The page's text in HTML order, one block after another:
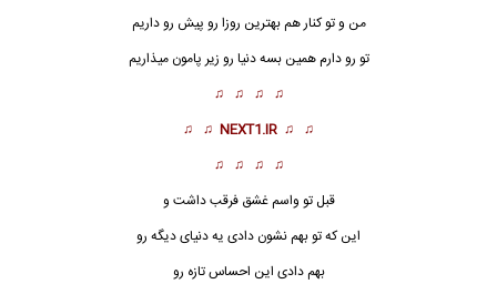
من و تو کنار هم بهترین روزا رو پیش رو داریم
تو رو دارم همین بسه دنیا رو زیر پامون میذاریم
♫ ♫ ♫ ♫
♫ ♫
NEXT1.IR
♫ ♫
♫ ♫ ♫ ♫
قبل تو واسم غشق فرقب داشت و
این که تو بهم نشون دادی یه دنیای دیگه رو
بهم دادی این احساس تازه رو